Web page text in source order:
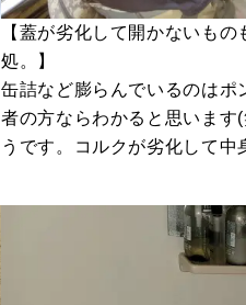
【蓋が劣化して開かないも
処。】
缶詰など膨らんでいるのは
者の方ならわかると思いま
うです。コルクが劣化して